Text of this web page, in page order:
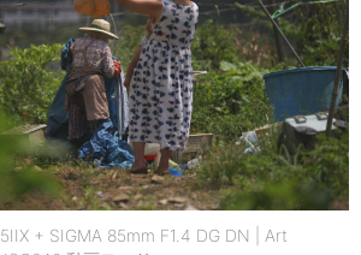
+ SIGMA 85mm F1.4 DG DN | Art